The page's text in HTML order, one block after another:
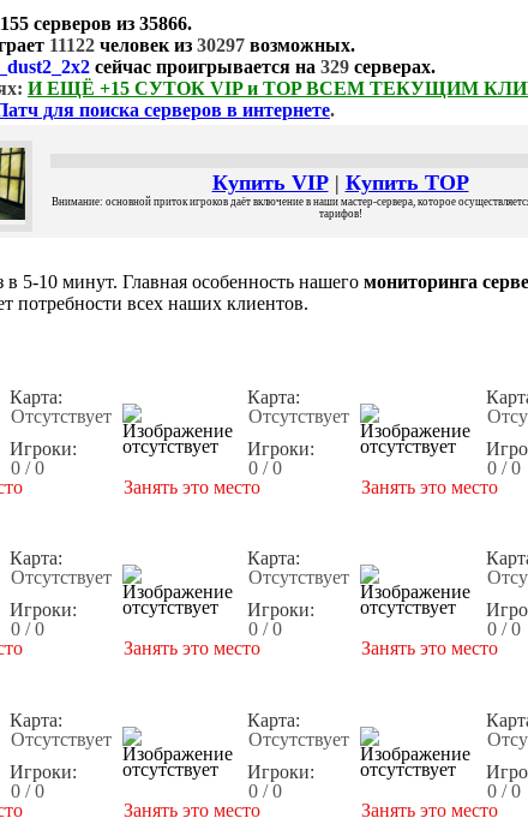
серверов из 35866.
11122 человек из 30297 возможных.
сейчас проигрывается на 329 серверах.
И ЕЩЁ +15 СУТОК VIP и TOP ВСЕМ ТЕКУЩИМ
для поиска серверов в интернете.
Купить VIP| Купить TOP
Внимание: основной приток игроков даёт включение в наши мастер-сервера, которое
тарифов!
в 5-10 минут. Главная особенность нашего мониторинга
потребности всех наших клиентов.
Карта:
Отсутствует
Игроки:
0 / 0
Карта:
Отсутствует
Игроки:
0 / 0
Занять это место
0 / 0
Занять это место
Карта:
Отсутствует
Игроки:
0 / 0
Карта:
Отсутствует
Игроки:
0 / 0
Занять это место
0 / 0
Занять это место
Карта:
Отсутствует
Игроки:
0 / 0
Карта:
Отсутствует
Игроки:
0 / 0
Занять это место
0 / 0
Занять это место